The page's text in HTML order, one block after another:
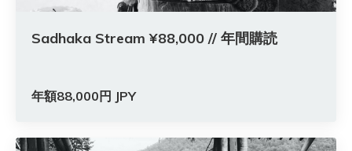
Sadhaka Stream ¥88,000 // 年間購読
年額88,000円 JPY